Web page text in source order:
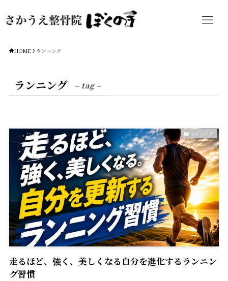
HOME ランニング
ランニング – tag –
ランニング
走るほど、強く、美しくなる――自分を進化するランニン
グ習慣